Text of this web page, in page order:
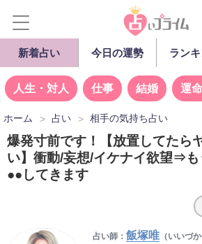
新着占い 今日の運勢 ラン
人生・対人 仕事 結婚 運
ホーム 占い 相手の気持ち占い
爆発寸前です！【放置してたら
い】衝動/妄想/イケナイ欲望⇒も
●●してきます
占い師： 飯塚唯（いいづか